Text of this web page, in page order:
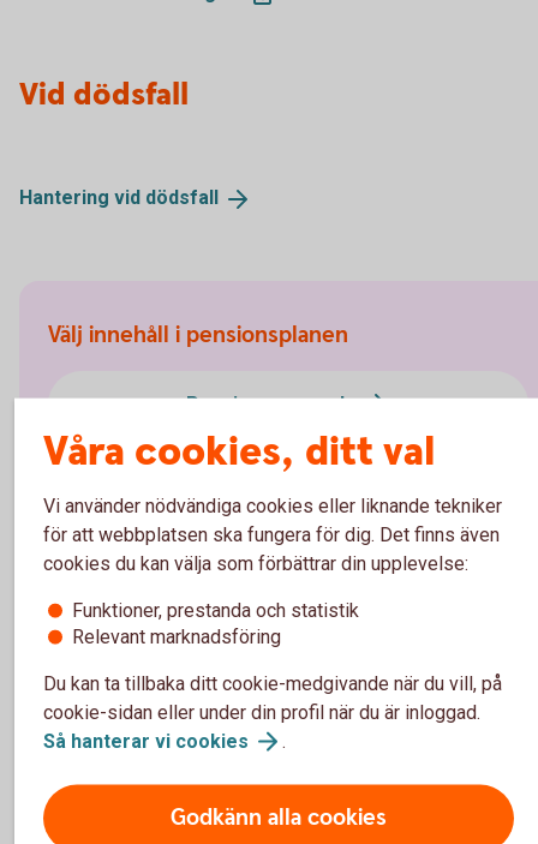
Vid dödsfall
Hantering vid dödsfall
Välj innehåll i pensionsplanen
Pensionssparande
Sjukförsäkring företag
Olycksfallsförsäkring
Tjänstegrupplivförsäkring TGL
Vårdförsäkring företag
Individuell livförsäkring
Våra cookies, ditt val
Vi använder nödvändiga cookies eller liknande tekniker
för att webbplatsen ska fungera för dig. Det finns även
cookies du kan välja som förbättrar din upplevelse:
Funktioner, prestanda och statistik
Relevant marknadsföring
Du kan ta tillbaka ditt cookie-medgivande när du vill, på
cookie-sidan eller under din profil när du är inloggad.
Så hanterar vi cookies .
Godkänn alla cookies